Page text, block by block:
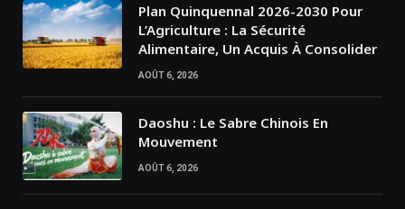
Plan Quinquennal 2026-2030 Pour
L’Agriculture : La Sécurité
Alimentaire, Un Acquis À Consolider
AOÛT 6, 2026
Daoshu : Le Sabre Chinois En
Mouvement
AOÛT 6, 2026